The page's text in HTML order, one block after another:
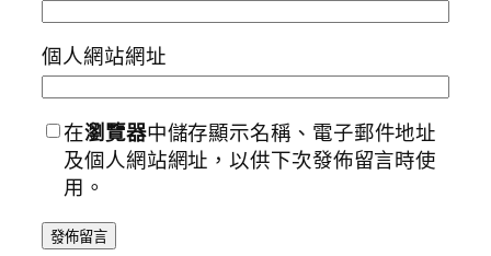
個人網站網址
在瀏覽器中儲存顯示名稱、電子郵件地址
及個人網站網址，以供下次發佈留言時使
用。